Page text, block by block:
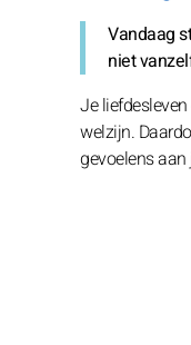
Vandaag
niet
Je
welzijn.
gevoelens